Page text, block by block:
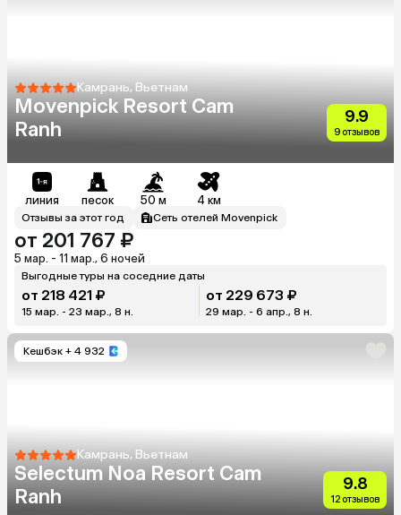
Камрань, Вьетнам
Movenpick Resort Cam
Ranh
9.9
9 отзывов
линия песок 50 м 4 км
Отзывы за этот год Сеть отелей Movenpick
от 201 767 ₽
5 мар. - 11 мар., 6 ночей
Выгодные туры на соседние даты
от 218 421 ₽
15 мар. - 23 мар., 8 н.
от 229 673 ₽
29 мар. - 6 апр., 8 н.
Кешбэк + 4 932
Камрань, Вьетнам
Selectum Noa Resort Cam
Ranh
9.8
12 отзывов